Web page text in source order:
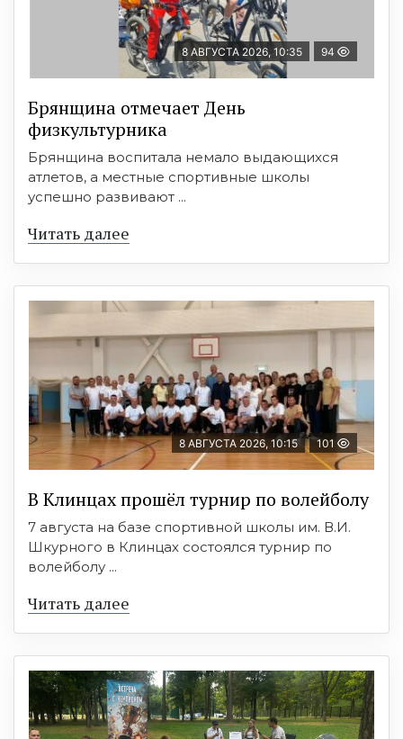
8 АВГУСТА 2026, 10:35 94
Брянщина отмечает День
физкультурника
Брянщина воспитала немало выдающихся
атлетов, а местные спортивные школы
успешно развивают ...
Читать далее
8 АВГУСТА 2026, 10:15 101
В Клинцах прошёл турнир по волейболу
7 августа на базе спортивной школы им. В.И.
Шкурного в Клинцах состоялся турнир по
волейболу ...
Читать далее